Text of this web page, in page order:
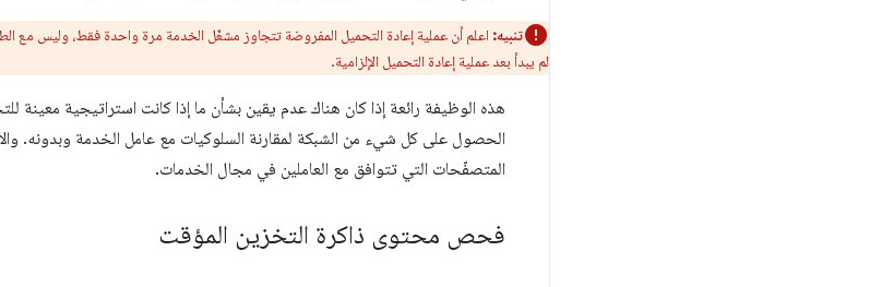
تنبيه: اعلم أن عملية إعادة التحميل المفروضة تتجاوز مشغّل الخدمة مرة واحدة فقط، وليس مع
لم يبدأ بعد عملية إعادة التحميل الإلزامية.
هذه الوظيفة رائعة إذا كان هناك عدم يقين بشأن ما إذا كانت استراتيجية معينة
الحصول على كل شيء من الشبكة لمقارنة السلوكيات مع عامل الخدمة وبدونه.
المتصفّحات التي تتوافق مع العاملين في مجال الخدمات.
فحص محتوى ذاكرة التخزين المؤقت